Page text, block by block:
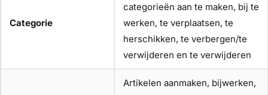
Categorie
categorieën aan te maken, bij te
werken, te verplaatsen, te
herschikken, te verbergen/te
verwijderen en te verwijderen
Artikelen aanmaken, bijwerken,